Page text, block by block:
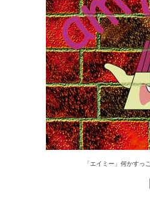
「エイミー」何かすっ